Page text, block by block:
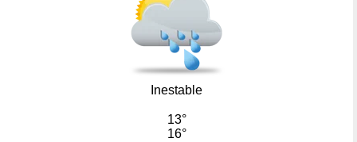
Inestable
13°
16°